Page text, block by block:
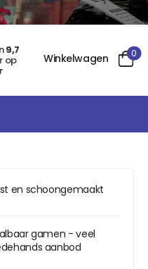
9,7
op Winkelwagen 0
en schoongemaakt
gamen - veel
aanbod